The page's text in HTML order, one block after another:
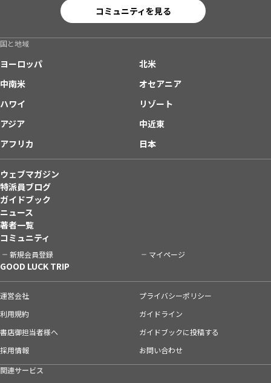
コミュニティを見る
国と地域
ヨーロッパ
北米
中南米
オセアニア
ハワイ
リゾート
アジア
中近東
アフリカ
日本
ウェブマガジン
特派員ブログ
ガイドブック
ニュース
著者一覧
コミュニティ
新規会員登録 マイページ
GOOD LUCK TRIP
運営会社
プライバシーポリシー
利用規約
ガイドライン
書店御担当者様へ
ガイドブックに投稿する
採用情報
お問い合わせ
関連サービス